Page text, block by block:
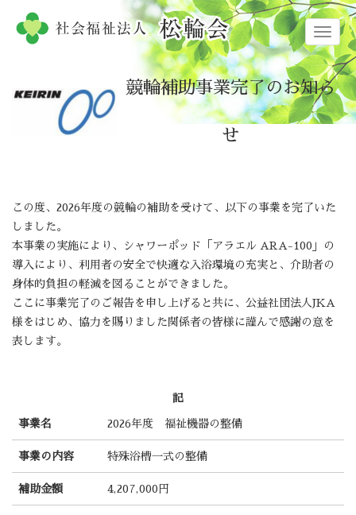
メ
ニ
ュ
ー
競輪補助事業完了のお知ら
せ
この度、2026年度の競輪の補助を受けて、以下の事業を完了いた
しました。
本事業の実施により、シャワーポッド「アラエル ARA-100」の
導入により、利用者の安全で快適な入浴環境の充実と、介助者の
身体的負担の軽減を図ることができました。
ここに事業完了のご報告を申し上げると共に、公益社団法人JKA
様をはじめ、協力を賜りました関係者の皆様に謹んで感謝の意を
表します。
記
事業名 2026年度 福祉機器の整備
事業の内容 特殊浴槽一式の整備
補助金額 4,207,000円